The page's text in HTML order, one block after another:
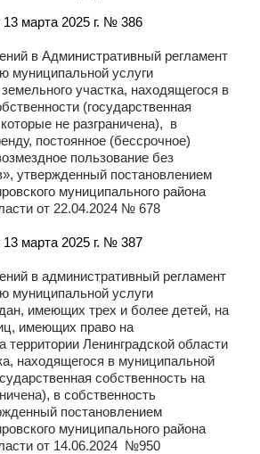
марта 2025 г. № 386
в Административный регламент
муниципальной услуги
участка, находящегося в
(государственная
не разграничена), в
постоянное (бессрочное)
пользование без
утвержденный постановлением
муниципального района
от 22.04.2024 № 678
марта 2025 г. № 387
в административный регламент
муниципальной услуги
имеющих трех и более детей, на
имеющих право на
территории Ленинградской области
находящегося в муниципальной
собственность на
в собственность
постановлением
муниципального района
от 14.06.2024 №950